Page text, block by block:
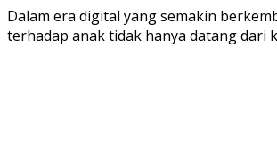
​Dalam era digital yang semakin
terhadap anak tidak hanya datang dari